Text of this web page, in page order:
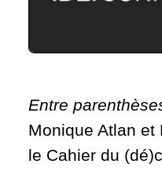
Entre
Monique Atlan et
le Cahier du